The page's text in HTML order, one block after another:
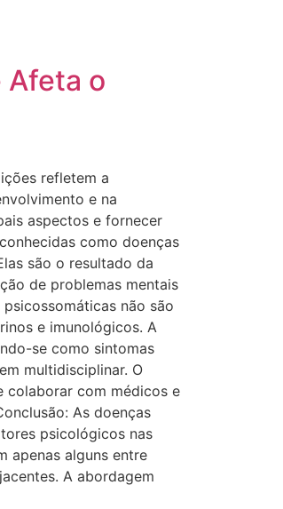
Afeta o
refletem a
e na
aspectos e fornecer
como doenças
são o resultado da
de problemas mentais
não são
e imunológicos. A
se como sintomas
multidisciplinar. O
colaborar com médicos e
As doenças
psicológicos nas
apenas alguns entre
A abordagem